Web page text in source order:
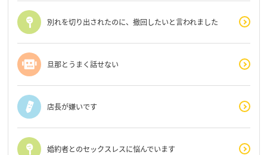
別れを切り出されたのに、撤回したいと言われました
旦那とうまく話せない
店長が嫌いです
婚約者とのセックスレスに悩んでいます